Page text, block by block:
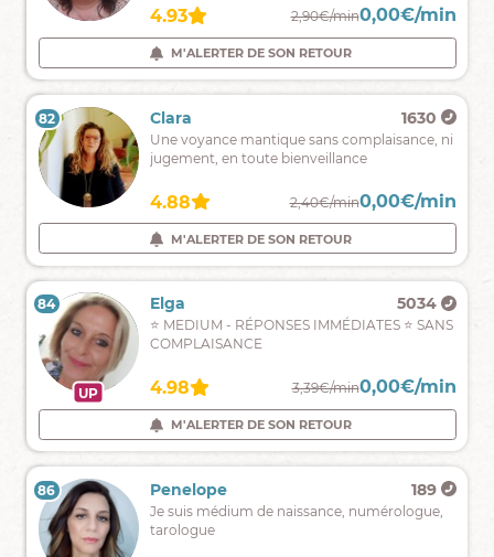
Numérologue
coach
sentimentale,
4.80 0,00€/min
M'ALERTER DE SON RETOUR
4.93 2,90€/min0,00€/min
M'ALERTER DE SON RETOUR
81 Maelle
5167
Maelle
médium
Je
suis
ici
pour
vous
et
éliminer
tous
doutes
4.89 2,90€/min 0,00€/min
M'ALERTER DE SON RETOUR
82 Clara 1630
Une voyance mantique sans complaisance, ni
jugement, en toute bienveillance
4.88 2,40€/min0,00€/min
M'ALERTER DE SON RETOUR
83 Enaya
1461
Un
simple
et
vous
dis
tout.
4.94 2,39€/min 0,00€/min
M'ALERTER DE SON RETOUR
UP
84 Elga 5034
⭐ MEDIUM - RÉPONSES IMMÉDIATES ⭐ SANS
COMPLAISANCE
4.98 3,39€/min0,00€/min
M'ALERTER DE SON RETOUR
85 Lilia
707
Bon
accompagnement,
86 Penelope 189
Je suis médium de naissance, numérologue,
tarologue